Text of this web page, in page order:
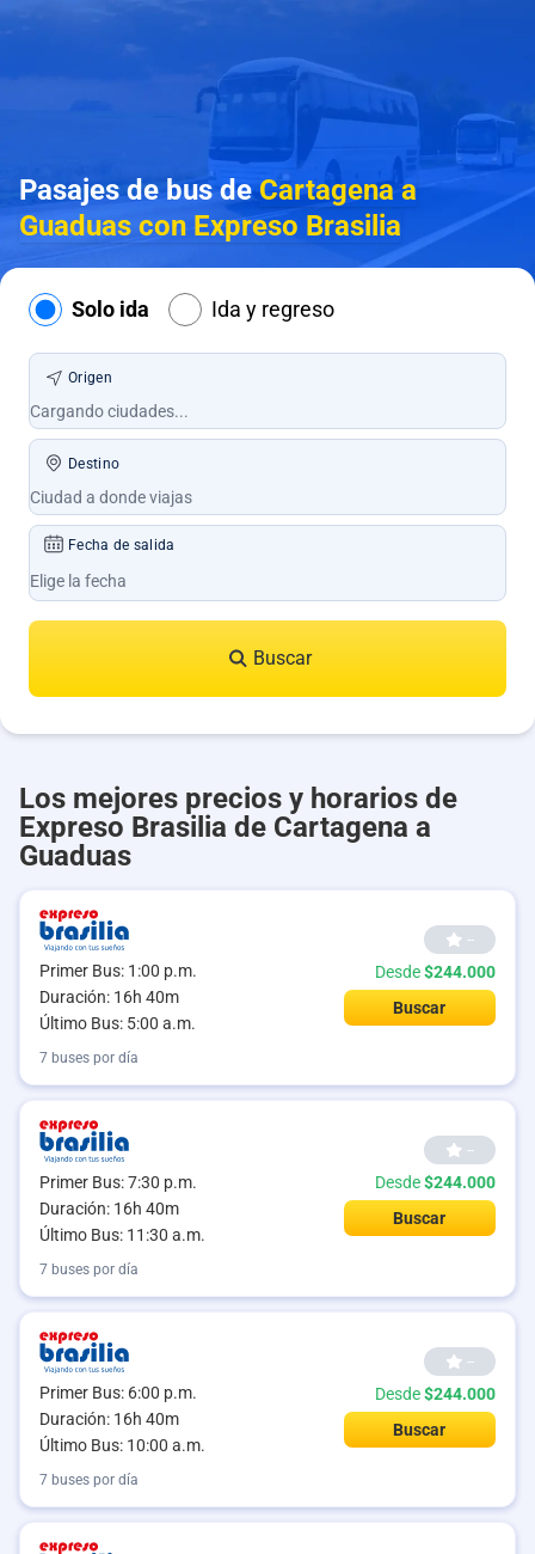
Pasajes de bus deCartagena a
Guaduas con Expreso Brasilia
Solo ida Ida y regreso
Origen
Destino
Fecha de salida
Buscar
Los mejores precios y horarios de
Expreso Brasilia de Cartagena a
Guaduas
Primer Bus: 1:00 p.m.
Duración: 16h 40m
Último Bus: 5:00 a.m.
--
Desde$244.000
Buscar
7 buses por día
Primer Bus: 7:30 p.m.
Duración: 16h 40m
Último Bus: 11:30 a.m.
--
Desde$244.000
Buscar
7 buses por día
Primer Bus: 6:00 p.m.
Duración: 16h 40m
Último Bus: 10:00 a.m.
--
Desde$244.000
Buscar
7 buses por día